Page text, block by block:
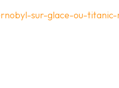
sur-glace-ou-